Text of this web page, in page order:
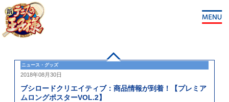
ニュース・グッズ
2018年08月30日
ブシロードクリエイティブ：商品情報が到着！【プレミア
ムロングポスターVOL.2】